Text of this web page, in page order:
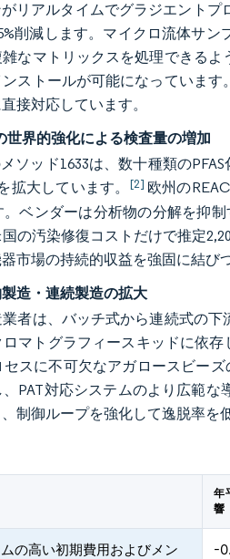
リアルタイムでグラジエント
削減します。マイクロ流体サ
なマトリックスを処理できる
ストールが可能になっていま
接対応しています。
世界的強化による検査量の増加
ソッド1633は、数十種類の
拡大しています。 [2] 欧州の
ベンダーは分析物の分解を抑
の汚染修復コストだけで推定
市場の持続的収益を強固に結び
造・連続製造の拡大
者は、バッチ式から連続式の
マトグラフィースキッドに依
スに不可欠なアガロースビー
PAT対応システムのより広範
制御ループを強化して逸脱率を
年
響
の高い初期費用およびメン
-